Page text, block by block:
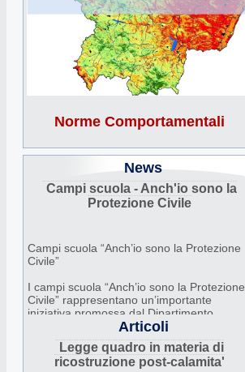
Norme Comportamentali
News
Campi scuola - Anch'io sono la
Protezione Civile
Campi scuola “Anch’io sono la Protezione
Civile”
I campi scuola “Anch’io sono la Protezione
Civile” rappresentano un’importante
iniziativa promossa dal Dipartimento
Nazionale della Protezione Civile, in
collaborazione con Regioni, Comuni e
organizzazioni di volontariato, con
l’obiettivo di diffondere tra i giovani la
Articoli
Legge quadro in materia di
ricostruzione post-calamita'